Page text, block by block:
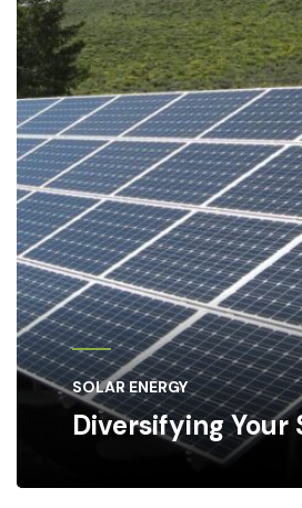
SOLAR ENERGY
Diversifying Your